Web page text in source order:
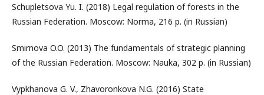
Schupletsova Yu. I. (2018) Legal regulation of forests in the
Russian Federation. Moscow: Norma, 216 p. (in Russian)
Smirnova O.O. (2013) The fundamentals of strategic planning
of the Russian Federation. Moscow: Nauka, 302 p. (in Russian)
Vypkhanova G. V., Zhavoronkova N.G. (2016) State